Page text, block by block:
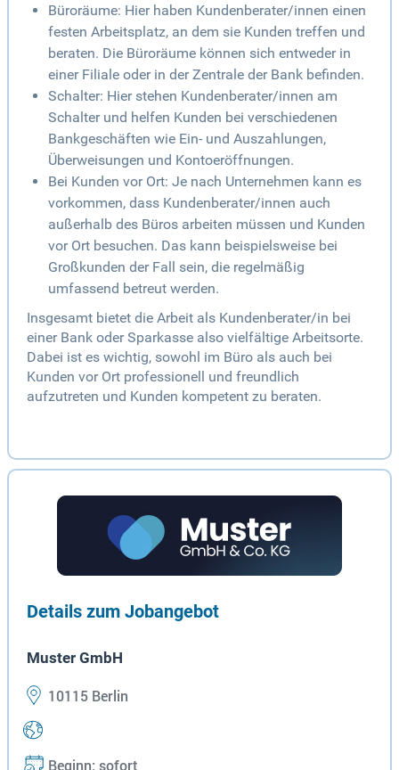
Büroräume: Hier haben Kundenberater/innen einen
festen Arbeitsplatz, an dem sie Kunden treffen und
beraten. Die Büroräume können sich entweder in
einer Filiale oder in der Zentrale der Bank befinden.
Schalter: Hier stehen Kundenberater/innen am
Schalter und helfen Kunden bei verschiedenen
Bankgeschäften wie Ein- und Auszahlungen,
Überweisungen und Kontoeröffnungen.
Bei Kunden vor Ort: Je nach Unternehmen kann es
vorkommen, dass Kundenberater/innen auch
außerhalb des Büros arbeiten müssen und Kunden
vor Ort besuchen. Das kann beispielsweise bei
Großkunden der Fall sein, die regelmäßig
umfassend betreut werden.
Insgesamt bietet die Arbeit als Kundenberater/in bei
einer Bank oder Sparkasse also vielfältige Arbeitsorte.
Dabei ist es wichtig, sowohl im Büro als auch bei
Kunden vor Ort professionell und freundlich
aufzutreten und Kunden kompetent zu beraten.
Details zum Jobangebot
Muster GmbH
10115 Berlin
Beginn: sofort